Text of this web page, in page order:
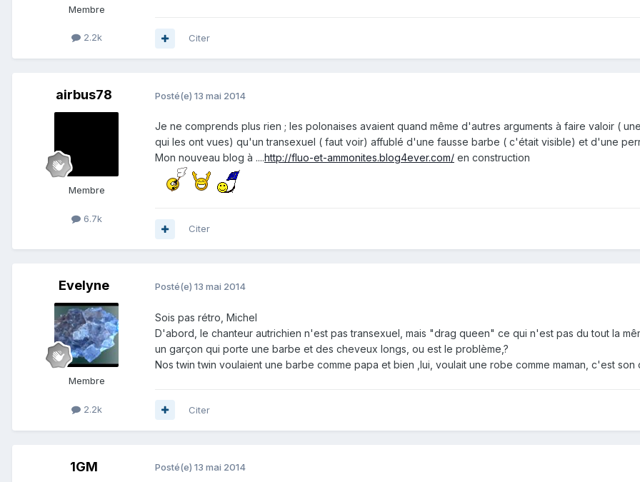
Membre
2.2k Citer
airbus78
Membre
6.7k
Posté(e) 13 mai 2014
Je ne comprends plus rien ; les polonaises avaient quand même d'autres arguments à faire valoir (
qui les ont vues) qu'un transexuel ( faut voir) affublé d'une fausse barbe ( c'était visible) et d'une
Mon nouveau blog à ....http://fluo-et-ammonites.blog4ever.com/ en construction
Citer
Evelyne
Membre
2.2k
Posté(e) 13 mai 2014
Sois pas rétro, Michel
D'abord, le chanteur autrichien n'est pas transexuel, mais "drag queen" ce qui n'est pas du tout la
un garçon qui porte une barbe et des cheveux longs, ou est le problème,?
Nos twin twin voulaient une barbe comme papa et bien ,lui, voulait une robe comme maman, c'est son
Citer
1GM Posté(e) 13 mai 2014